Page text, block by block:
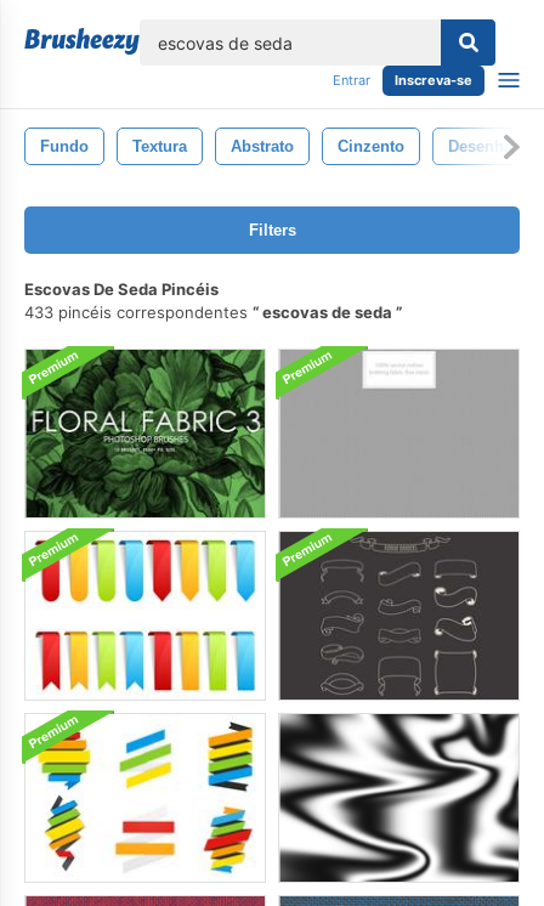
Entrar Inscreva-se
Fundo Textura Abstrato Cinzento Desenhar
Filters
Escovas De Seda Pincéis
433 pincéis correspondentes
escovas de seda